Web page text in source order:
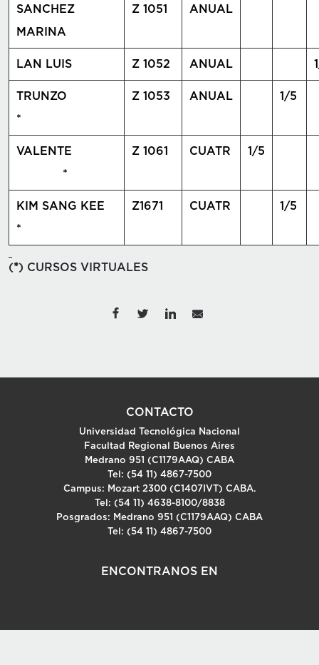
SANCHEZ
MARINA
Z 1051 ANUAL
LAN LUIS Z 1052 ANUAL
TRUNZO
*
Z 1053 ANUAL 1/5
VALENTE
*
Z 1061 CUATR 1/5
KIM SANG KEE
*
Z1671 CUATR 1/5
(*) CURSOS VIRTUALES
CONTACTO
Universidad Tecnológica Nacional
Facultad Regional Buenos Aires
Medrano 951 (C1179AAQ) CABA
Tel: (54 11) 4867-7500
Campus: Mozart 2300 (C1407IVT) CABA.
Tel: (54 11) 4638-8100/8838
Posgrados: Medrano 951 (C1179AAQ) CABA
Tel: (54 11) 4867-7500
ENCONTRANOS EN